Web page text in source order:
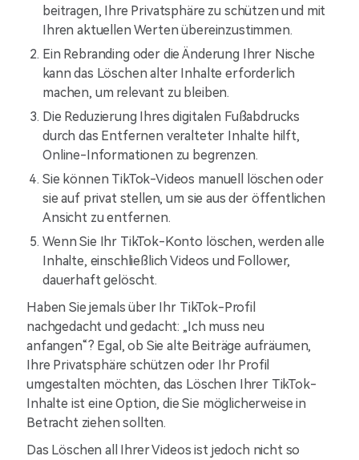
beitragen, Ihre Privatsphäre zu schützen und mit
Ihren aktuellen Werten übereinzustimmen.
Ein Rebranding oder die Änderung Ihrer Nische
kann das Löschen alter Inhalte erforderlich
machen, um relevant zu bleiben.
Die Reduzierung Ihres digitalen Fußabdrucks
durch das Entfernen veralteter Inhalte hilft,
Online-Informationen zu begrenzen.
Sie können TikTok-Videos manuell löschen oder
sie auf privat stellen, um sie aus der öffentlichen
Ansicht zu entfernen.
Wenn Sie Ihr TikTok-Konto löschen, werden alle
Inhalte, einschließlich Videos und Follower,
dauerhaft gelöscht.
Haben Sie jemals über Ihr TikTok-Profil
nachgedacht und gedacht: „Ich muss neu
anfangen“? Egal, ob Sie alte Beiträge aufräumen,
Ihre Privatsphäre schützen oder Ihr Profil
umgestalten möchten, das Löschen Ihrer TikTok-
Inhalte ist eine Option, die Sie möglicherweise in
Betracht ziehen sollten.
Das Löschen all Ihrer Videos ist jedoch nicht so